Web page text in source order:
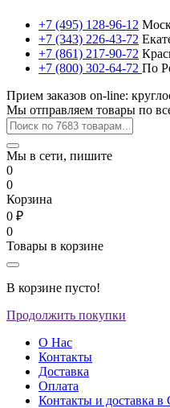
+7 (495) 128-96-12
+7 (343) 226-43-72
+7 (861) 217-90-72
+7 (800) 302-64-72 По
Прием заказов on-line:
Мы отправляем товары по
Мы в сети, пишите
0
0
Корзина
0 ₽
0
Товары в корзине
В корзине пусто!
Продолжить покупки
О Нас
Контакты
Доставка
Оплата
Контакты и доставка